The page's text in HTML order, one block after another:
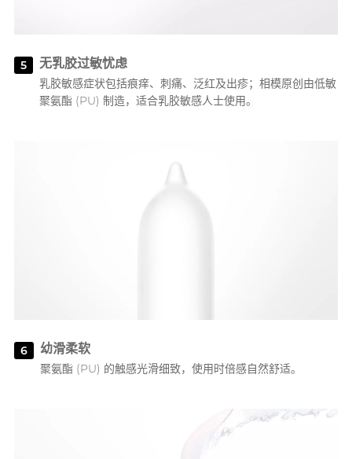
5 无乳胶过敏忧虑
乳胶敏感症状包括痕痒、刺痛、泛红及出疹；相模原创由低敏
聚氨酯 (PU) 制造，适合乳胶敏感人士使用。
6 幼滑柔软
聚氨酯 (PU) 的触感光滑细致，使用时倍感自然舒适。